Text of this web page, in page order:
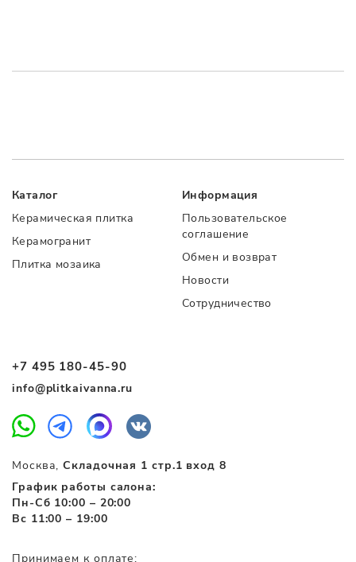
+7 495 180-45-90
info@plitkaivanna.ru
Москва,Складочная 1 стр.1 вход 8
График работы салона:
Пн-Сб 10:00 – 20:00
Вс 11:00 – 19:00
Каталог
Керамическая плитка
Керамогранит
Плитка мозаика
Информация
Пользовательское
соглашение
Обмен и возврат
Новости
Сотрудничество
Принимаем к оплате: